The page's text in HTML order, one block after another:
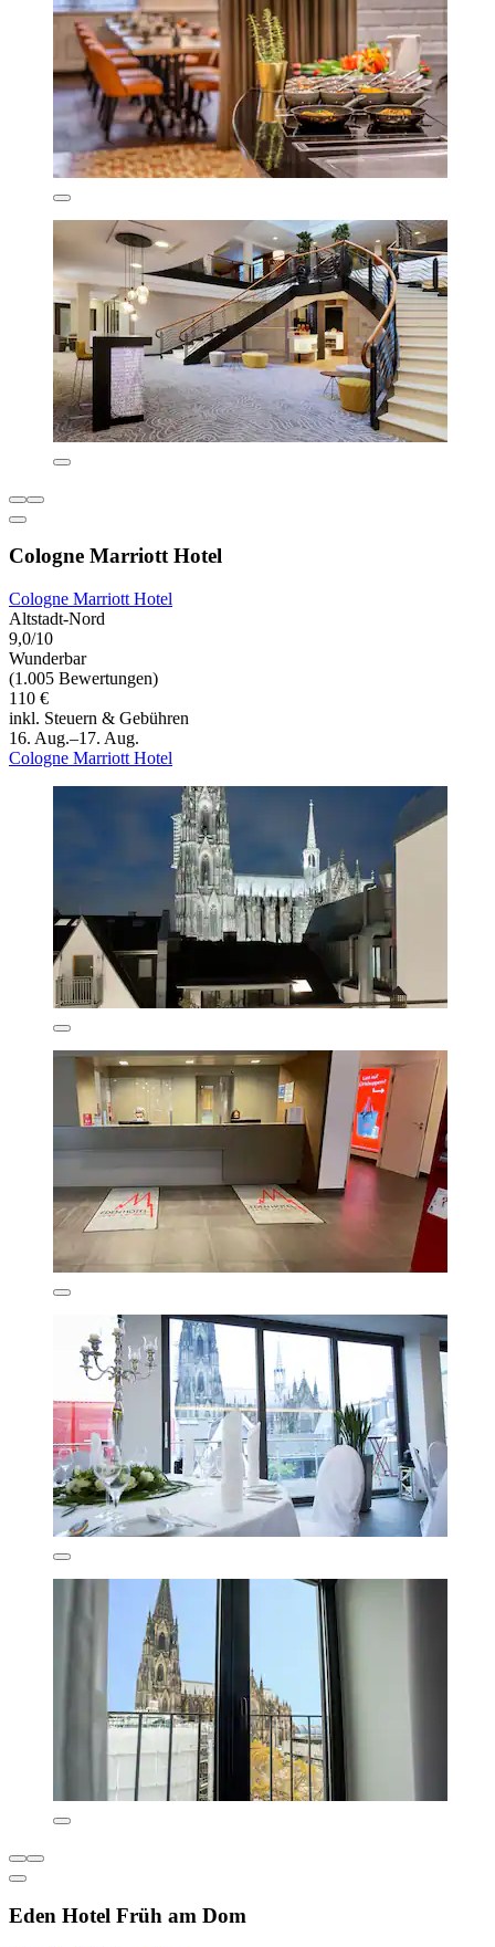
Cologne Marriott Hotel
Cologne Marriott Hotel
Altstadt-Nord
9,0/10
Wunderbar
(1.005 Bewertungen)
110 €
inkl. Steuern & Gebühren
16. Aug.–17. Aug.
Cologne Marriott Hotel
Eden Hotel Früh am Dom